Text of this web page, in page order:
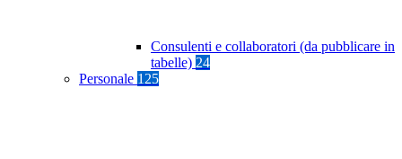
Consulenti e collaboratori (da pubblicare in
tabelle) 24
Personale 125